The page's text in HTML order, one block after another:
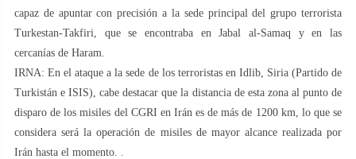
capaz de apuntar con precisión a la sede principal del grupo terrorista
Turkestan-Takfiri, que se encontraba en Jabal al-Samaq y en las
cercanías de Haram.
IRNA: En el ataque a la sede de los terroristas en Idlib, Siria (Partido de
Turkistán e ISIS), cabe destacar que la distancia de esta zona al punto de
disparo de los misiles del CGRI en Irán es de más de 1200 km, lo que se
considera será la operación de misiles de mayor alcance realizada por
Irán hasta el momento. .